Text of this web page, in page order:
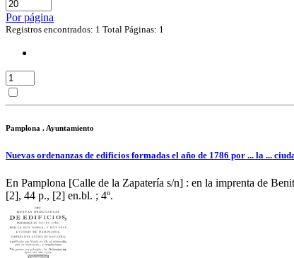
Por página
Registros encontrados: 1 Total Páginas: 1
Pamplona . Ayuntamiento
Nuevas ordenanzas de edificios formadas el año de 1786 por ... la ...
En Pamplona [Calle de la Zapatería s/n] : en la imprenta de
[2], 44 p., [2] en.bl. ; 4º.